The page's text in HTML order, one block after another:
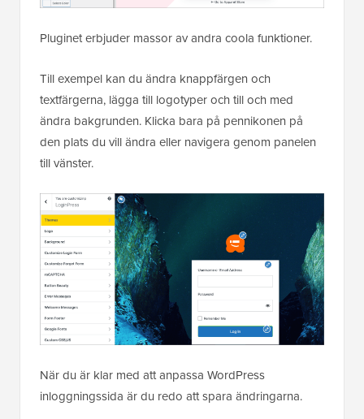
Pluginet erbjuder massor av andra coola funktioner.
Till exempel kan du ändra knappfärgen och
textfärgerna, lägga till logotyper och till och med
ändra bakgrunden. Klicka bara på pennikonen på
den plats du vill ändra eller navigera genom panelen
till vänster.
När du är klar med att anpassa WordPress
inloggningssida är du redo att spara ändringarna.